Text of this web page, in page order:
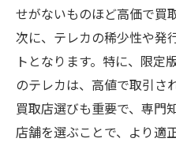
査定結果を効率
最良の買取条件
静岡の買取店間
賢い査定回りのス
査定結果を正確
せがないものほど高価で買
次に、テレカの稀少性や発
トとなります。特に、限定
のテレカは、高値で取引さ
買取店選びも重要で、専門
店舗を選ぶことで、より適